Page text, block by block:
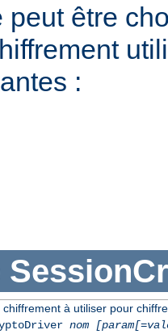
peut être
:
chiffrement à utiliser pour
nom